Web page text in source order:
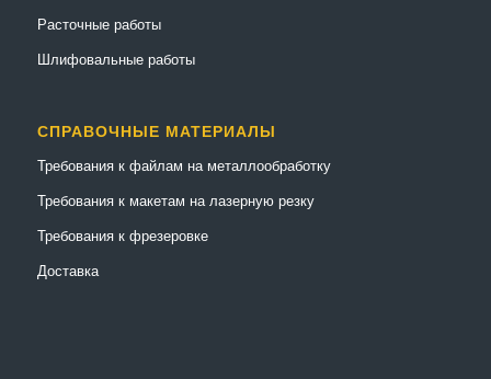
Расточные работы
Шлифовальные работы
СПРАВОЧНЫЕ МАТЕРИАЛЫ
Требования к файлам на металлообработку
Требования к макетам на лазерную резку
Требования к фрезеровке
Доставка